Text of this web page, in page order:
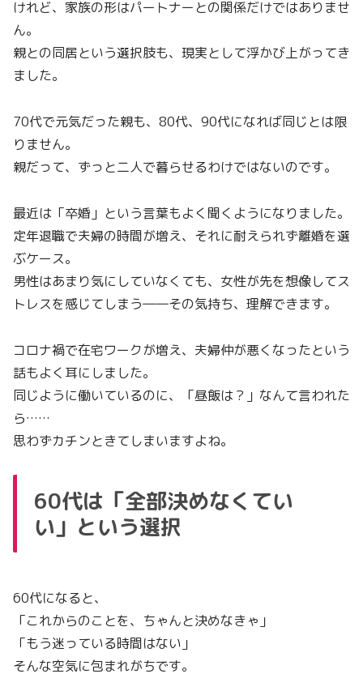
けれど、家族の形はパートナーとの関係だけではありませ
ん。
親との同居という選択肢も、現実として浮かび上がってき
ました。
70代で元気だった親も、80代、90代になれば同じとは限
りません。
親だって、ずっと二人で暮らせるわけではないのです。
最近は「卒婚」という言葉もよく聞くようになりました。
定年退職で夫婦の時間が増え、それに耐えられず離婚を選
ぶケース。
男性はあまり気にしていなくても、女性が先を想像してス
トレスを感じてしまう――その気持ち、理解できます。
コロナ禍で在宅ワークが増え、夫婦仲が悪くなったという
話もよく耳にしました。
同じように働いているのに、「昼飯は？」なんて言われた
ら……
思わずカチンときてしまいますよね。
60代は「全部決めなくてい
い」という選択
60代になると、
「これからのことを、ちゃんと決めなきゃ」
「もう迷っている時間はない」
そんな空気に包まれがちです。